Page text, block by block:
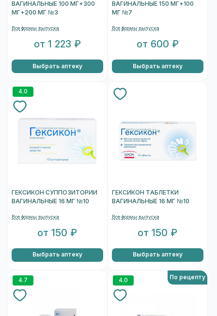
ВАГИНАЛЬНЫЕ 100 МГ+300
МГ+200 МГ №3
Все формы выпуска
от 1 223 ₽
Выбрать аптеку
ВАГИНАЛЬНЫЕ 150 МГ+100
МГ №7
Все формы выпуска
от 600 ₽
Выбрать аптеку
4.0
ГЕКСИКОН СУППОЗИТОРИИ
ВАГИНАЛЬНЫЕ 16 МГ №10
Все формы выпуска
от 150 ₽
Выбрать аптеку
ГЕКСИКОН ТАБЛЕТКИ
ВАГИНАЛЬНЫЕ 16 МГ №10
Все формы выпуска
от 150 ₽
Выбрать аптеку
4.7 4.0 По рецепту